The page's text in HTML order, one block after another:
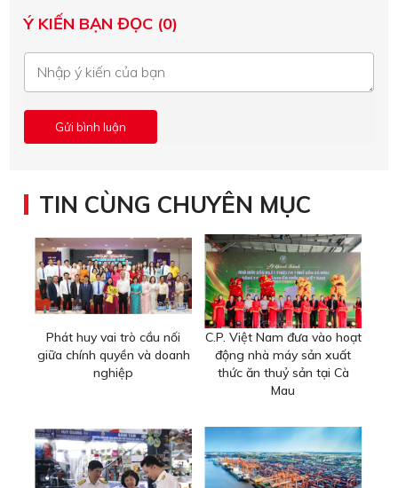
Ý KIẾN BẠN ĐỌC (0)
TIN CÙNG CHUYÊN MỤC
Phát huy vai trò cầu nối
giữa chính quyền và doanh
nghiệp
C.P. Việt Nam đưa vào hoạt
động nhà máy sản xuất
thức ăn thuỷ sản tại Cà
Mau